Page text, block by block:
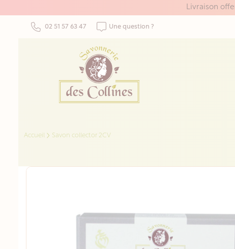
Livraison
02 51 57 63 47 Une question ?
Accueil Savon collector 2CV